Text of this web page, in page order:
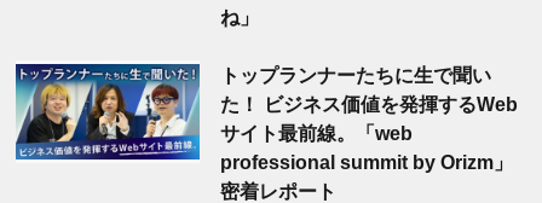
ね」
トップランナーたちに生で聞い
た！ ビジネス価値を発揮するWeb
サイト最前線。「web
professional summit by Orizm」
密着レポート